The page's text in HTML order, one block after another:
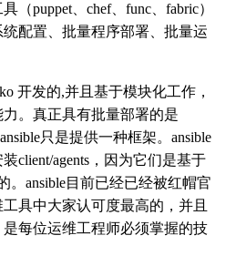
（puppet、chef、func、fabric）
配置、批量程序部署、批量运
开发的,并且基于模块化工作，
。真正具有批量部署的是
只是提供一种框架。ansible
client/agents，因为它们是基于
。ansible目前已经已经被红帽官
具中大家认可度最高的，并且
是每位运维工程师必须掌握的技